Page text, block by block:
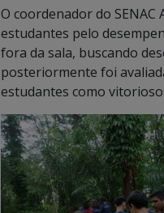
O coordenador do
estudantes pelo
fora da sala, buscando
posteriormente foi
estudantes como